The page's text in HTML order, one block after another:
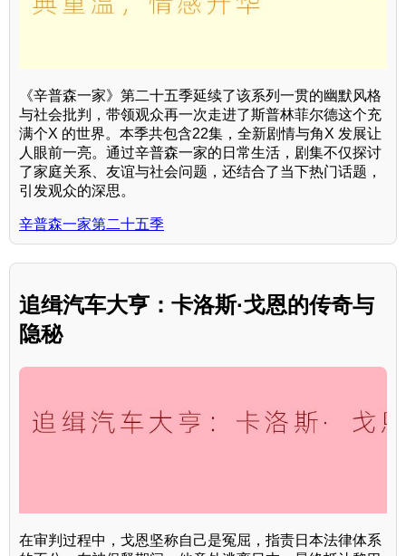
《辛普森一家》第二十五季延续了该系列一贯的幽默风格
与社会批判，带领观众再一次走进了斯普林菲尔德这个充
满个X 的世界。本季共包含22集，全新剧情与角X 发展让
人眼前一亮。通过辛普森一家的日常生活，剧集不仅探讨
了家庭关系、友谊与社会问题，还结合了当下热门话题，
引发观众的深思。
辛普森一家第二十五季
追缉汽车大亨：卡洛斯·戈恩的传奇与
隐秘
在审判过程中，戈恩坚称自己是冤屈，指责日本法律体系